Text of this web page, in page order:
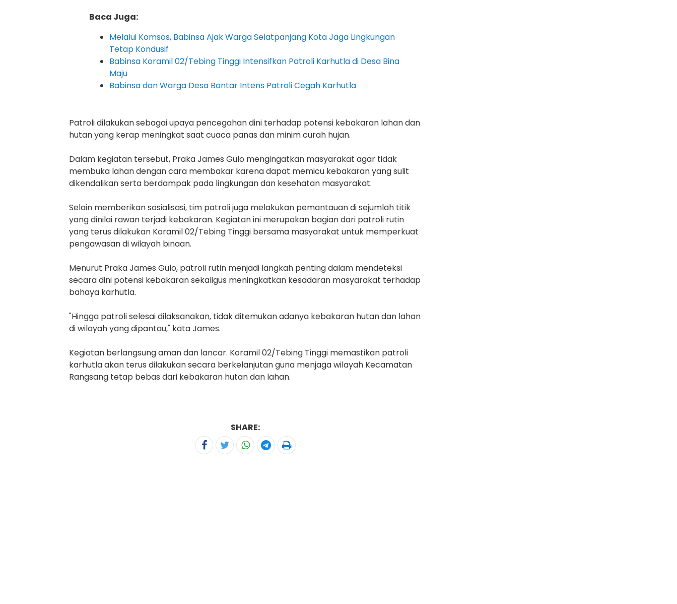
Baca Juga:
Melalui Komsos, Babinsa Ajak Warga Selatpanjang Kota Jaga Lingkungan
Tetap Kondusif
Babinsa Koramil 02/Tebing Tinggi Intensifkan Patroli Karhutla di Desa Bina
Maju
Babinsa dan Warga Desa Bantar Intens Patroli Cegah Karhutla
Patroli dilakukan sebagai upaya pencegahan dini terhadap potensi kebakaran lahan dan
hutan yang kerap meningkat saat cuaca panas dan minim curah hujan.
Dalam kegiatan tersebut, Praka James Gulo mengingatkan masyarakat agar tidak
membuka lahan dengan cara membakar karena dapat memicu kebakaran yang sulit
dikendalikan serta berdampak pada lingkungan dan kesehatan masyarakat.
Selain memberikan sosialisasi, tim patroli juga melakukan pemantauan di sejumlah titik
yang dinilai rawan terjadi kebakaran. Kegiatan ini merupakan bagian dari patroli rutin
yang terus dilakukan Koramil 02/Tebing Tinggi bersama masyarakat untuk memperkuat
pengawasan di wilayah binaan.
Menurut Praka James Gulo, patroli rutin menjadi langkah penting dalam mendeteksi
secara dini potensi kebakaran sekaligus meningkatkan kesadaran masyarakat terhadap
bahaya karhutla.
"Hingga patroli selesai dilaksanakan, tidak ditemukan adanya kebakaran hutan dan lahan
di wilayah yang dipantau," kata James.
Kegiatan berlangsung aman dan lancar. Koramil 02/Tebing Tinggi memastikan patroli
karhutla akan terus dilakukan secara berkelanjutan guna menjaga wilayah Kecamatan
Rangsang tetap bebas dari kebakaran hutan dan lahan.
SHARE: